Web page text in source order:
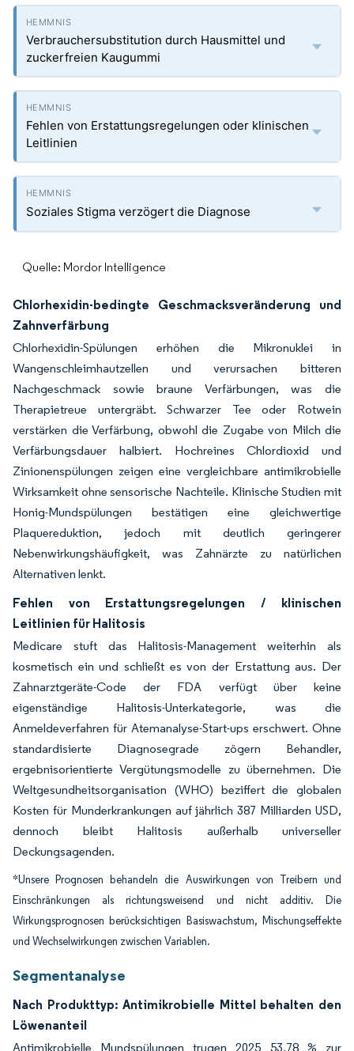
Verbrauchersubstitution durch Hausmittel und
zuckerfreien Kaugummi
Fehlen von Erstattungsregelungen oder klinischen
Leitlinien
Soziales Stigma verzögert die Diagnose
Quelle: Mordor Intelligence
Chlorhexidin-bedingte Geschmacksveränderung und
Zahnverfärbung
Chlorhexidin-Spülungen erhöhen die Mikronuklei in
Wangenschleimhautzellen und verursachen bitteren
Nachgeschmack sowie braune Verfärbungen, was die
Therapietreue untergräbt. Schwarzer Tee oder Rotwein
verstärken die Verfärbung, obwohl die Zugabe von Milch die
Verfärbungsdauer halbiert. Hochreines Chlordioxid und
Zinionenspülungen zeigen eine vergleichbare antimikrobielle
Wirksamkeit ohne sensorische Nachteile. Klinische Studien mit
Honig-Mundspülungen bestätigen eine gleichwertige
Plaquereduktion, jedoch mit deutlich geringerer
Nebenwirkungshäufigkeit, was Zahnärzte zu natürlichen
Alternativen lenkt.
Fehlen von Erstattungsregelungen / klinischen
Leitlinien für Halitosis
Medicare stuft das Halitosis-Management weiterhin als
kosmetisch ein und schließt es von der Erstattung aus. Der
Zahnarztgeräte-Code der FDA verfügt über keine
eigenständige Halitosis-Unterkategorie, was die
Anmeldeverfahren für Atemanalyse-Start-ups erschwert. Ohne
standardisierte Diagnosegrade zögern Behandler,
ergebnisorientierte Vergütungsmodelle zu übernehmen. Die
Weltgesundheitsorganisation (WHO) beziffert die globalen
Kosten für Munderkrankungen auf jährlich 387 Milliarden USD,
dennoch bleibt Halitosis außerhalb universeller
Deckungsagenden.
*Unsere Prognosen behandeln die Auswirkungen von Treibern und
Einschränkungen als richtungsweisend und nicht additiv. Die
Wirkungsprognosen berücksichtigen Basiswachstum, Mischungseffekte
und Wechselwirkungen zwischen Variablen.
Segmentanalyse
Nach Produkttyp: Antimikrobielle Mittel behalten den
Löwenanteil
Antimikrobielle Mundspülungen trugen 2025 53,78 % zur